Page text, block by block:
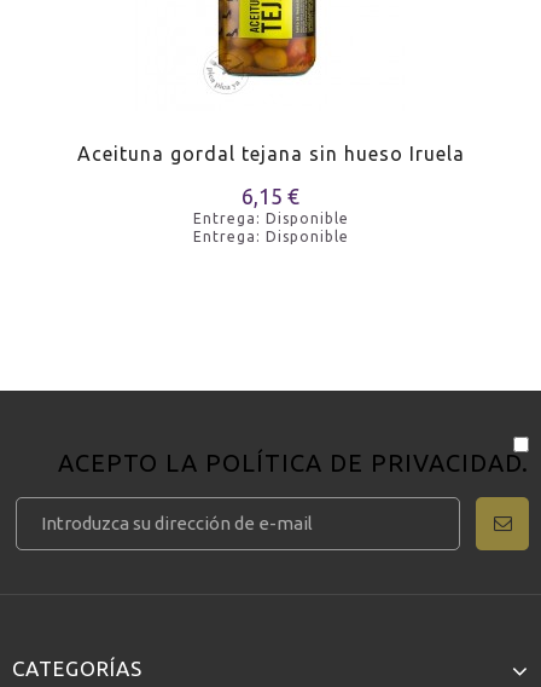
Aceituna gordal tejana sin hueso Iruela
6,15 €
Entrega: Disponible
Entrega: Disponible
ACEPTO LA POLÍTICA DE PRIVACIDAD.
CATEGORÍAS